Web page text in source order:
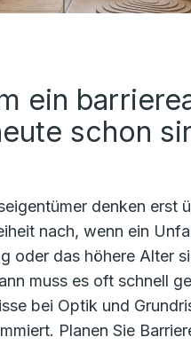
ein
schon
denken erst
nach, wenn ein
oder das höhere Alter
muss es oft schnell
bei Optik und
Planen Sie